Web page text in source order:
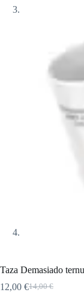
Taza Demasiado
14,00€
12,00 €